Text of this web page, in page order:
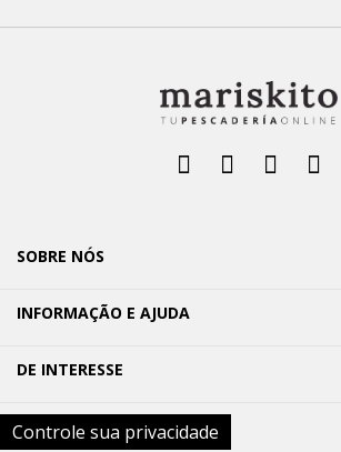
SOBRE NÓS
INFORMAÇÃO E AJUDA
DE INTERESSE
Controle sua privacidade